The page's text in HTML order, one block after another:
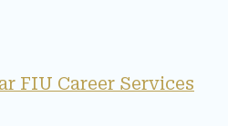
FIU Career Services